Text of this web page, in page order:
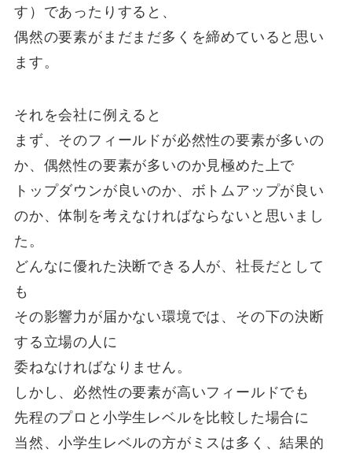
す）であったりすると、
偶然の要素がまだまだ多くを締めていると思い
ます。
それを会社に例えると
まず、そのフィールドが必然性の要素が多いの
か、偶然性の要素が多いのか見極めた上で
トップダウンが良いのか、ボトムアップが良い
のか、体制を考えなければならないと思いまし
た。
どんなに優れた決断できる人が、社長だとして
も
その影響力が届かない環境では、その下の決断
する立場の人に
委ねなければなりません。
しかし、必然性の要素が高いフィールドでも
先程のプロと小学生レベルを比較した場合に
当然、小学生レベルの方がミスは多く、結果的